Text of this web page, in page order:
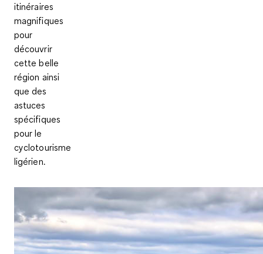
itinéraires
magnifiques
pour
découvrir
cette belle
région ainsi
que des
astuces
spécifiques
pour le
cyclotourisme
ligérien.